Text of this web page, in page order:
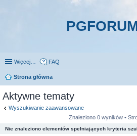
Więcej… FAQ
Strona główna
Aktywne tematy
Wyszukiwanie zaawansowane
Znaleziono 0 wyników •
Nie znaleziono elementów spełniających kryteria